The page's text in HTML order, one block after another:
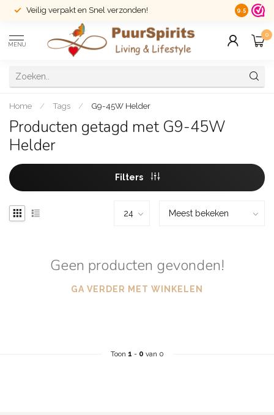
Veilig verpakt en Snel verzonden! 14 dagen
9.5
MENU
0
Home / Tags / G9-45W Helder
Producten getagd met G9-45W
Helder
Filters
Geen producten gevonden!
GA VERDER MET WINKELEN
Toon 1 - 0 van 0